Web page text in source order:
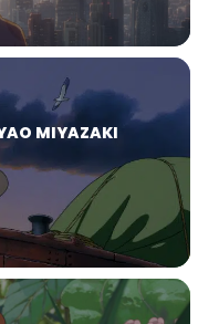
MIYAZAKI